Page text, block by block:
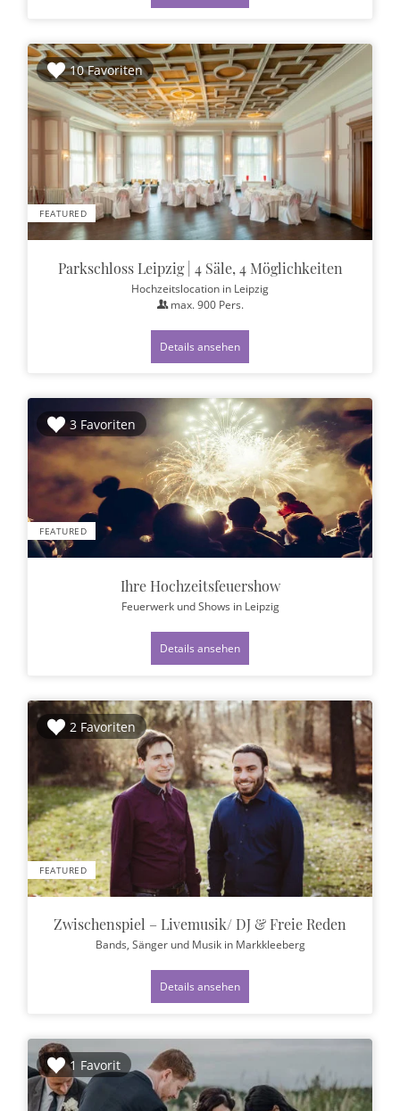
10 Favoriten
FEATURED
Parkschloss Leipzig | 4 Säle, 4 Möglichkeiten
Hochzeitslocation in Leipzig
max. 900Pers.
Details ansehen
3 Favoriten
FEATURED
Ihre Hochzeitsfeuershow
Feuerwerk und Shows in Leipzig
Details ansehen
2 Favoriten
FEATURED
Zwischenspiel – Livemusik/ DJ & Freie Reden
Bands, Sänger und Musik in Markkleeberg
Details ansehen
1 Favorit